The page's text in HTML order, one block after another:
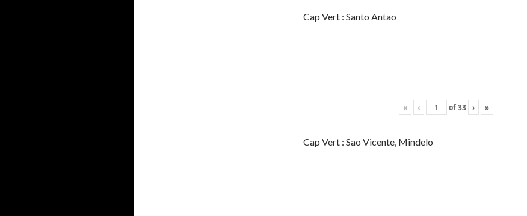
Cap Vert : Santo Antao
« ‹ of33 › »
Cap Vert : Sao Vicente, Mindelo